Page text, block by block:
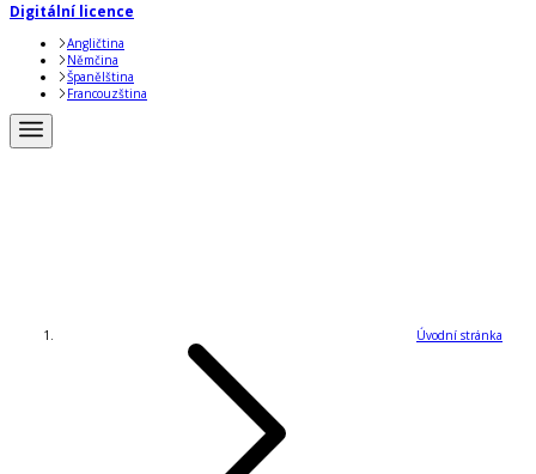
Digitální licence
Angličtina
Němčina
Španělština
Francouzština
Úvodní stránka